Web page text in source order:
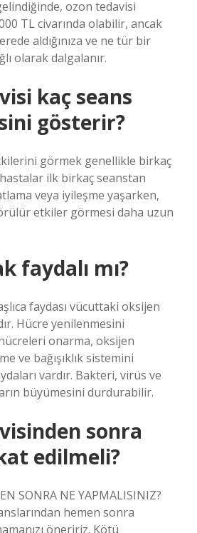
ozon tedavisi
TL civarında olabilir, ancak
aldığınıza ve ne tür bir
olarak dalgalanır.
kaç seans
gösterir?
görmek genellikle birkaç
ilk birkaç seanstan
veya iyileşme yaşarken,
etkiler görmesi daha uzun
faydalı mı?
faydası vücuttaki oksijen
Hücre yenilenmesini
onarma, oksijen
ve bağışıklık sistemini
vardır. Bakteri, virüs ve
büyümesini durdurabilir.
sonra
edilmeli?
SONRA NE YAPMALISINIZ?
hemen sonra
öneririz. Kötü